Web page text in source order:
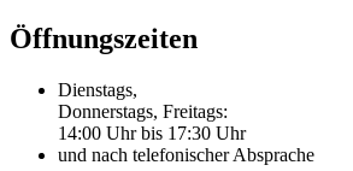
Öffnungszeiten
Dienstags,
Donnerstags, Freitags:
14:00 Uhr bis 17:30 Uhr
und nach telefonischer Absprache